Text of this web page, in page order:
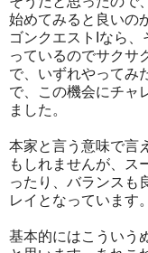
始めてみると良いの
ゴンクエストIなら
っているのでサクサ
で、いずれやってみ
で、この機会にチャ
ました。
本家と言う意味で言
もしれませんが、ス
ったり、バランスも
レイとなっています。
基本的にはこういう